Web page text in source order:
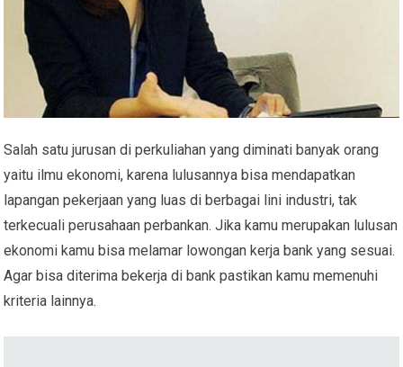
Salah satu jurusan di perkuliahan yang diminati banyak orang
yaitu ilmu ekonomi, karena lulusannya bisa mendapatkan
lapangan pekerjaan yang luas di berbagai lini industri, tak
terkecuali perusahaan perbankan. Jika kamu merupakan lulusan
ekonomi kamu bisa melamar lowongan kerja bank yang sesuai.
Agar bisa diterima bekerja di bank pastikan kamu memenuhi
kriteria lainnya.